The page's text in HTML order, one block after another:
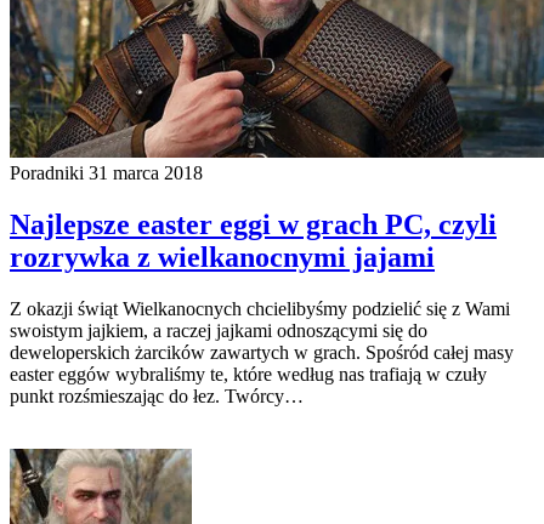
Poradniki 31 marca 2018
Najlepsze easter eggi w grach PC, czyli
rozrywka z wielkanocnymi jajami
Z okazji świąt Wielkanocnych chcielibyśmy podzielić się z Wami
swoistym jajkiem, a raczej jajkami odnoszącymi się do
deweloperskich żarcików zawartych w grach. Spośród całej masy
easter eggów wybraliśmy te, które według nas trafiają w czuły
punkt rozśmieszając do łez. Twórcy…